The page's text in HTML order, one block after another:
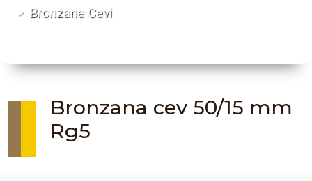
Bronzane Cevi
Bronzana cev 50/15 mm
Rg5